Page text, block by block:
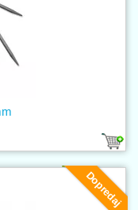
Dopredaj